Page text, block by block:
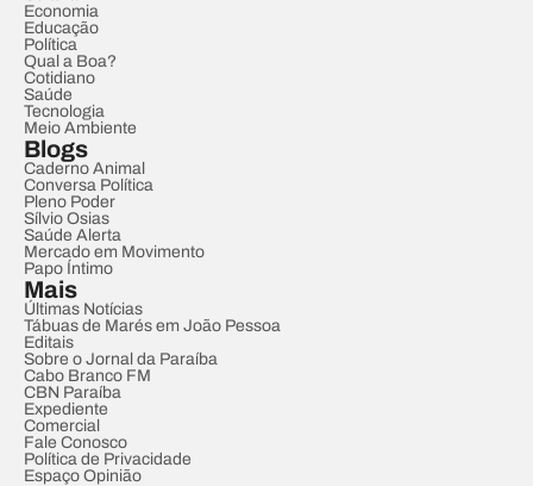
Economia
Educação
Política
Qual a Boa?
Cotidiano
Saúde
Tecnologia
Meio Ambiente
Blogs
Caderno Animal
Conversa Política
Pleno Poder
Sílvio Osias
Saúde Alerta
Mercado em Movimento
Papo Íntimo
Mais
Últimas Notícias
Tábuas de Marés em João Pessoa
Editais
Sobre o Jornal da Paraíba
Cabo Branco FM
CBN Paraíba
Expediente
Comercial
Fale Conosco
Política de Privacidade
Espaço Opinião